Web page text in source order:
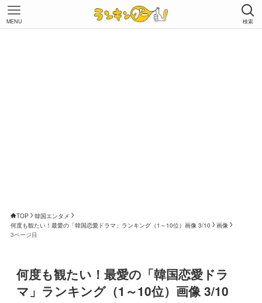
検索
MENU
TOP
韓国エンタメ
何度も観たい！最愛の「韓国恋愛ドラマ」ランキング（1～10位）画像 3/10
画像
3ページ目
何度も観たい！最愛の「韓国恋愛ドラ
マ」ランキング（1～10位）画像 3/10